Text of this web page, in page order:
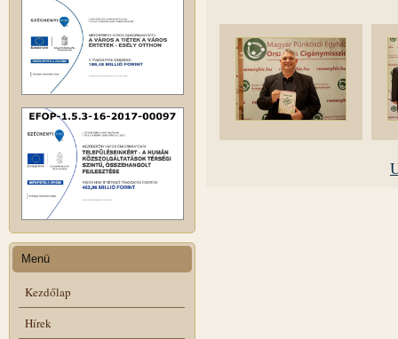
Menü
Kezdőlap
Hírek